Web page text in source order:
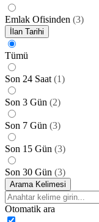
Emlak Ofisinden (3)
İlan Tarihi
Tümü
Son 24 Saat (1)
Son 3 Gün (2)
Son 7 Gün (3)
Son 15 Gün (3)
Son 30 Gün (3)
Arama Kelimesi
Otomatik ara